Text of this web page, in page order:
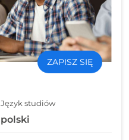
ZAPISZ SIĘ
Język studiów
polski